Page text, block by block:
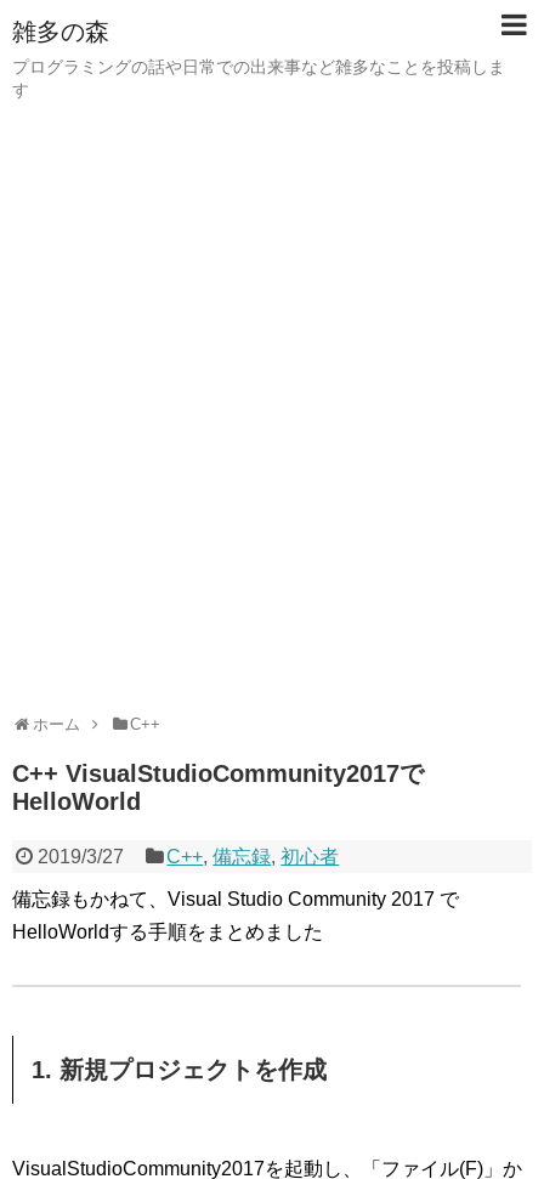
雑多の森
プログラミングの話や日常での出来事など雑多なことを投稿しま
す
ホーム C++
C++ VisualStudioCommunity2017で
HelloWorld
2019/3/27 C++,備忘録,初心者
備忘録もかねて、Visual Studio Community 2017 で
HelloWorldする手順をまとめました
1. 新規プロジェクトを作成
VisualStudioCommunity2017を起動し、「ファイル(F)」か